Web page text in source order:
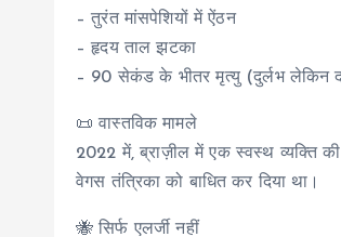
– तुरंत मांसपेशियों में ऐंठन
– हृदय ताल झटका
– 90 सेकंड के भीतर मृत्यु (दुर्लभ लेकिन
📜 वास्तविक मामले
2022 में, ब्राज़ील में एक स्वस्थ व्यक्ति
वेगस तंत्रिका को बाधित कर दिया था।
🐝 सिर्फ एलर्जी नहीं